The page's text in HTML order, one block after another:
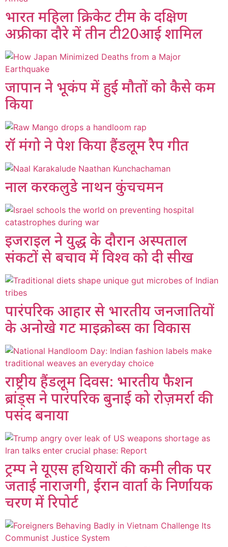
भारत महिला क्रिकेट टीम के दक्षिण
अफ्रीका दौरे में तीन टी20आई शामिल
जापान ने भूकंप में हुई मौतों को कैसे कम
किया
रॉ मंगो ने पेश किया हैंडलूम रैप गीत
नाल करकलुडे नाथन कुंचचमन
इजराइल ने युद्ध के दौरान अस्पताल
संकटों से बचाव में विश्व को दी सीख
पारंपरिक आहार से भारतीय जनजातियों
के अनोखे गट माइक्रोब्स का विकास
राष्ट्रीय हैंडलूम दिवस: भारतीय फैशन
ब्रांड्स ने पारंपरिक बुनाई को रोज़मर्रा की
पसंद बनाया
ट्रम्प ने यूएस हथियारों की कमी लीक पर
जताई नाराजगी, ईरान वार्ता के निर्णायक
चरण में रिपोर्ट